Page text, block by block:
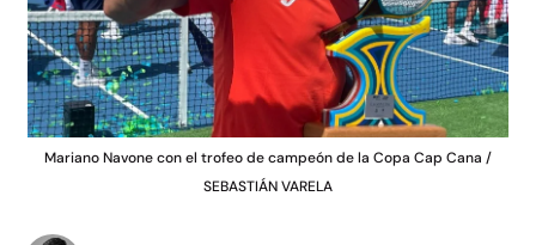
Mariano Navone con el trofeo de campeón de la Copa Cap Cana /
SEBASTIÁN VARELA